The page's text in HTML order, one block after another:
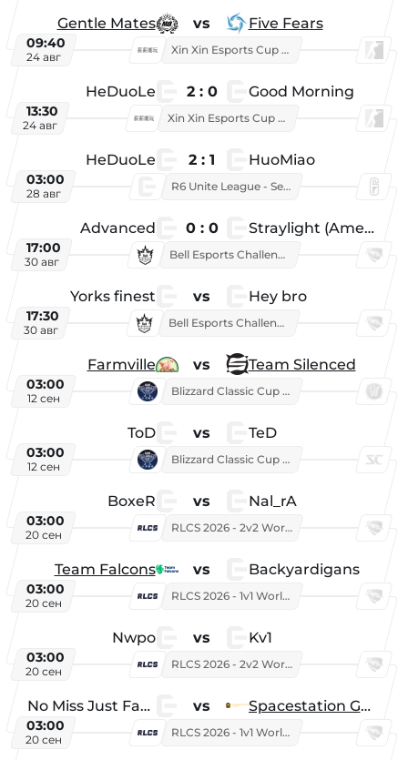
Gentle Mates vs Five Fears
09:40
24 авг
Xin Xin Esports Cup 2025
HeDuoLe 2 : 0 Good Morning
13:30
24 авг
Xin Xin Esports Cup 2026
HeDuoLe 2 : 1 HuoMiao
03:00
28 авг
R6 Unite League - Season 1
Advanced 0 : 0 Straylight (American team)
17:00
30 авг
Bell Esports Challenge 2026
Yorks finest vs Hey bro
17:30
30 авг
Bell Esports Challenge 2026
Farmville vs Team Silenced
03:00
12 сен
Blizzard Classic Cup 2026
ToD vs TeD
03:00
12 сен
Blizzard Classic Cup 2026
BoxeR vs Nal_rA
03:00
20 сен
RLCS 2026 - 2v2 World Championship
Team Falcons vs Backyardigans
03:00
20 сен
RLCS 2026 - 1v1 World Championship
Nwpo vs Kv1
03:00
20 сен
RLCS 2026 - 2v2 World Championship
No Miss Just Fake vs Spacestation Gaming
03:00
20 сен
RLCS 2026 - 1v1 World Championship